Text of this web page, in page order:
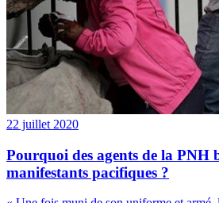
22 juillet 2020
Pourquoi des agents de la PNH
manifestants pacifiques ?